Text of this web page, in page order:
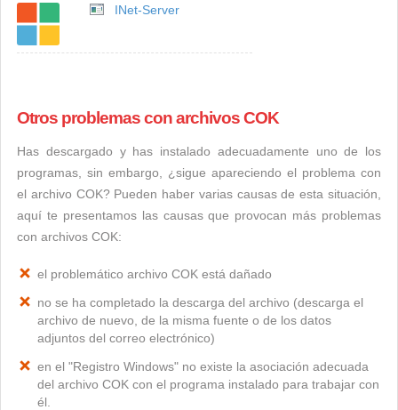
INet-Server
Otros problemas con archivos COK
Has descargado y has instalado adecuadamente uno de los
programas, sin embargo, ¿sigue apareciendo el problema con
el archivo COK? Pueden haber varias causas de esta situación,
aquí te presentamos las causas que provocan más problemas
con archivos COK:
el problemático archivo COK está dañado
no se ha completado la descarga del archivo (descarga el
archivo de nuevo, de la misma fuente o de los datos
adjuntos del correo electrónico)
en el "Registro Windows" no existe la asociación adecuada
del archivo COK con el programa instalado para trabajar con
él.